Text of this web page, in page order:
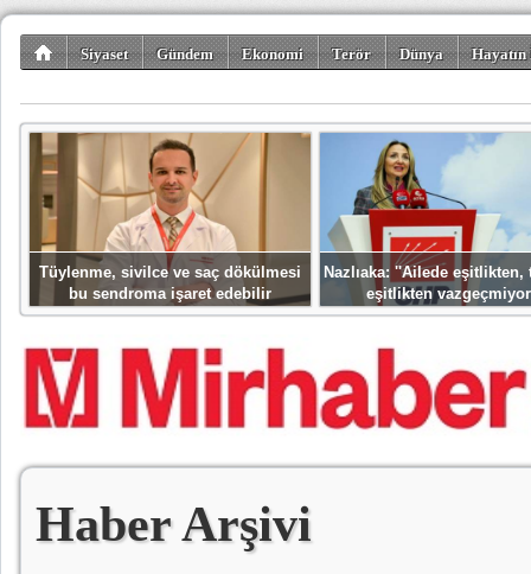
Siyaset Gündem Ekonomi Terör Dünya
Tüylenme, sivilce ve saç dökülmesi
bu sendroma işaret edebilir
Nazlıaka: ''Ailede eşitlikten,
eşitlikten
Haber Arşivi